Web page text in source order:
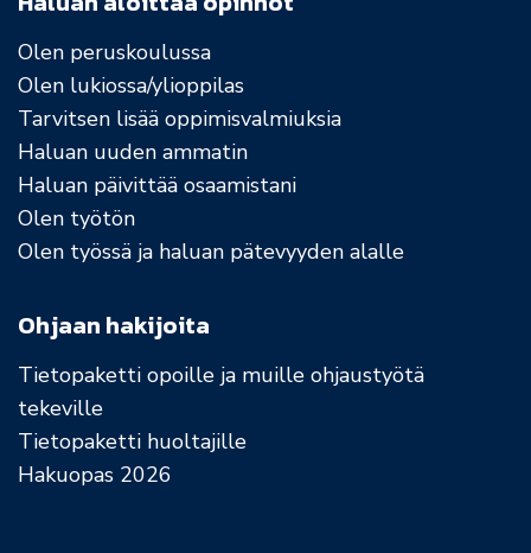
Olen peruskoulussa
Olen lukiossa/ylioppilas
Tarvitsen lisää oppimisvalmiuksia
Haluan uuden ammatin
Haluan päivittää osaamistani
Olen työtön
Olen työssä ja haluan pätevyyden alalle
Ohjaan hakijoita
Tietopaketti opoille ja muille ohjaustyötä
tekeville
Tietopaketti huoltajille
Hakuopas 2026